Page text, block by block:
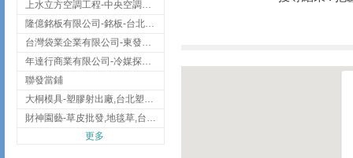
上水立方空調工程-中央空調規劃,台北中央空調規劃
隆億銘板有限公司-銘板-台北銘板-板橋銘板
台灣袋業企業有限公司-東發企業社/台中太空袋/太空包
年達行商業有限公司-冷媒探漏儀,壓力錶組,真空泵浦,台北冷凍空調材料
聯發當鋪
大桐模具-塑膠射出廠,台北塑膠射出廠
財神園藝-草皮批發,地毯草,台北草,彰化地毯草,彰化台北草
更多